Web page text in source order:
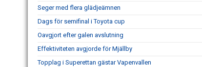
Seger med flera glädjeämnen
Dags för semifinal i Toyota cup
Oavgjort efter galen avslutning
Effektiviteten avgjorde för Mjällby
Topplag i Superettan gästar Vapenvallen